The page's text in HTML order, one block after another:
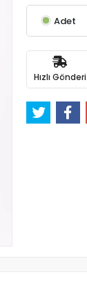
Adet
Hızlı Gönderi